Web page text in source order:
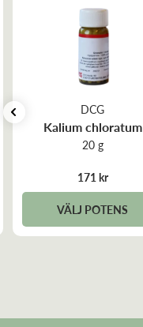
DCG
Kalium chloratum
20 g
171 kr
VÄLJ POTENS